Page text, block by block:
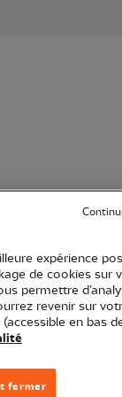
Aller à la
venez
grouille
Tilles en
expérience
de cookies sur
permettre
revenir sur
en bas
fermer